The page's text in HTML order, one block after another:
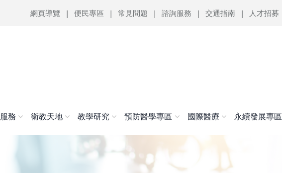
網頁導覽 便民專區 常見問題 諮詢服務 交通指南 人才招募
務 衛教天地 教學研究 預防醫學專區 國際醫療 永續發展專區